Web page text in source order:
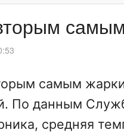
самым
По данным
средняя